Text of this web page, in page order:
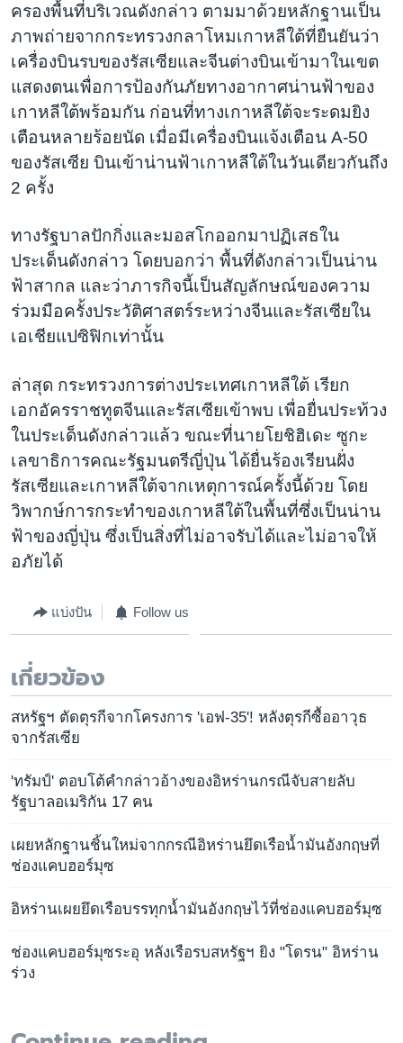
ครองพื้นที่บริเวณดังกล่าว ตามมาด้วยหลักฐานเป็น
ภาพถ่ายจากกระทรวงกลาโหมเกาหลีใต้ที่ยืนยันว่า
เครื่องบินรบของรัสเซียและจีนต่างบินเข้ามาในเขต
แสดงตนเพื่อการป้องกันภัยทางอากาศน่านฟ้าของ
เกาหลีใต้พร้อมกัน ก่อนที่ทางเกาหลีใต้จะระดมยิง
เตือนหลายร้อยนัด เมื่อมีเครื่องบินแจ้งเตือน A-50
ของรัสเซีย บินเข้าน่านฟ้าเกาหลีใต้ในวันเดียวกันถึง
2 ครั้ง
ทางรัฐบาลปักกิ่งและมอสโกออกมาปฏิเสธใน
ประเด็นดังกล่าว โดยบอกว่า พื้นที่ดังกล่าวเป็นน่าน
ฟ้าสากล และว่าภารกิจนี้เป็นสัญลักษณ์ของความ
ร่วมมือครั้งประวัติศาสตร์ระหว่างจีนและรัสเซียใน
เอเชียแปซิฟิกเท่านั้น
ล่าสุด กระทรวงการต่างประเทศเกาหลีใต้ เรียก
เอกอัครราชทูตจีนและรัสเซียเข้าพบ เพื่อยื่นประท้วง
ในประเด็นดังกล่าวแล้ว ขณะที่นายโยชิฮิเดะ ซูกะ
เลขาธิการคณะรัฐมนตรีญี่ปุ่น ได้ยื่นร้องเรียนฝั่ง
รัสเซียและเกาหลีใต้จากเหตุการณ์ครั้งนี้ด้วย โดย
วิพากษ์การกระทำของเกาหลีใต้ในพื้นที่ซึ่งเป็นน่าน
ฟ้าของญี่ปุ่น ซึ่งเป็นสิ่งที่ไม่อาจรับได้และไม่อาจให้
อภัยได้
แบ่งปัน Follow us
เกี่ยวข้อง
สหรัฐฯ ตัดตุรกีจากโครงการ 'เอฟ-35'! หลังตุรกีซื้ออาวุธ
จากรัสเซีย
'ทรัมป์' ตอบโต้คำกล่าวอ้างของอิหร่านกรณีจับสายลับ
รัฐบาลอเมริกัน 17 คน
เผยหลักฐานชิ้นใหม่จากกรณีอิหร่านยึดเรือน้ำมันอังกฤษที่
ช่องแคบฮอร์มุซ
อิหร่านเผยยึดเรือบรรทุกน้ำมันอังกฤษไว้ที่ช่องแคบฮอร์มุซ
ช่องแคบฮอร์มุซระอุ หลังเรือรบสหรัฐฯ ยิง "โดรน" อิหร่าน
ร่วง